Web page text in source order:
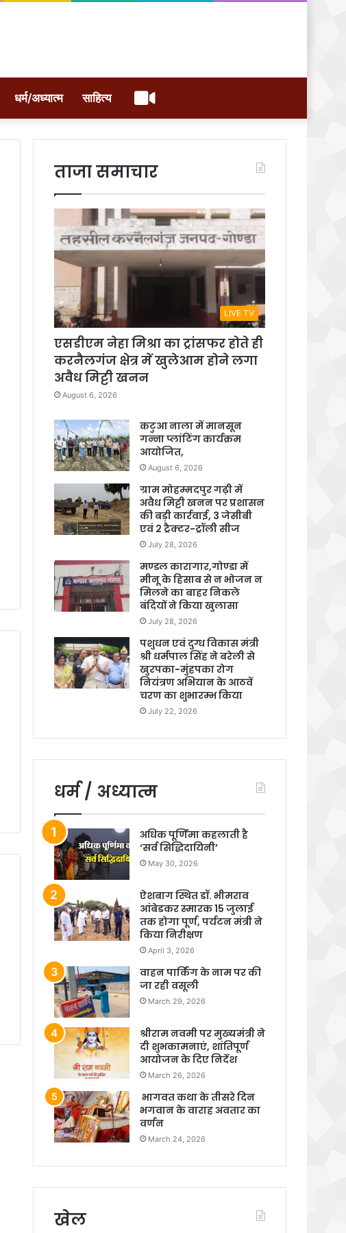
धर्म/अध्यात्म साहित्य वीडियो
ताजा समाचार
LIVE TV
एसडीएम नेहा मिश्रा का ट्रांसफर होते ही
करनैलगंज क्षेत्र में खुलेआम होने लगा
अवैध मिट्टी खनन
August 6, 2026
कटुआ नाला में मानसून
गन्ना प्लांटिंग कार्यक्रम
आयोजित,
August 6, 2026
ग्राम मोहम्मदपुर गढ़ी में
अवैध मिट्टी खनन पर प्रशासन
की बड़ी कार्रवाई, 3 जेसीबी
एवं 2 ट्रैक्टर-ट्रॉली सीज
July 28, 2026
मण्डल कारागार,गोण्डा में
मीनू के हिसाब से न भोजन न
मिलने का बाहर निकले
बंदियों ने किया खुलासा
July 28, 2026
पशुधन एवं दुग्ध विकास मंत्री
श्री धर्मपाल सिंह ने बरेली से
खुरपका-मुंहपका रोग
नियंत्रण अभियान के आठवें
चरण का शुभारम्भ किया
July 22, 2026
धर्म / अध्यात्म
अधिक पूर्णिमा कहलाती है
‘सर्व सिद्धिदायिनी’
May 30, 2026
ऐशबाग स्थित डॉ. भीमराव
आंबेडकर स्मारक 15 जुलाई
तक होगा पूर्ण, पर्यटन मंत्री ने
किया निरीक्षण
April 3, 2026
वाहन पार्किंग के नाम पर की
जा रही वसूली
March 29, 2026
श्रीराम नवमी पर मुख्यमंत्री ने
दी शुभकामनाएं, शांतिपूर्ण
आयोजन के दिए निर्देश
March 26, 2026
भागवत कथा के तीसरे दिन
भगवान के वाराह अवतार का
वर्णन
March 24, 2026
खेल